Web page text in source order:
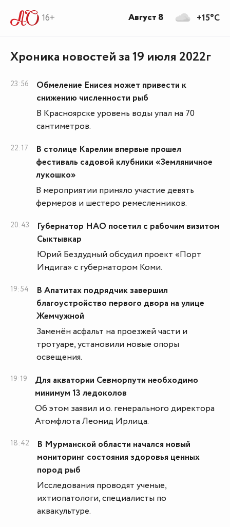
16+
Хроника новостей за 19 июля 2022г
23:56
Обмеление Енисея может привести к
снижению численности рыб
В Красноярске уровень воды упал на 70
сантиметров.
22:17
В столице Карелии впервые прошел
фестиваль садовой клубники «Земляничное
лукошко»
В мероприятии приняло участие девять
фермеров и шестеро ремесленников.
20:43
Губернатор НАО посетил с рабочим визитом
Сыктывкар
Юрий Бездудный обсудил проект «Порт
Индига» с губернатором Коми.
19:54
В Апатитах подрядчик завершил
благоустройство первого двора на улице
Жемчужной
Заменён асфальт на проезжей части и
тротуаре, установили новые опоры
освещения.
19:19
Для акватории Севморпути необходимо
минимум 13 ледоколов
Об этом заявил и.о. генерального директора
Атомфлота Леонид Ирлица.
18:42
В Мурманской области начался новый
мониторинг состояния здоровья ценных
пород рыб
Исследования проводят ученые,
ихтиопатологи, специалисты по
аквакультуре.
+15°C
Август 8